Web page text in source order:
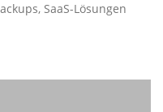
SaaS-Lösungen